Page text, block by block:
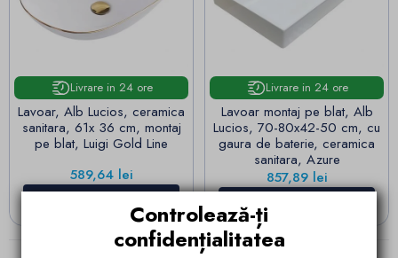
Livrare in 24 ore
Lavoar, Alb Lucios, ceramica
sanitara, 61x 36 cm, montaj
pe blat, Luigi Gold Line
Pret
589,64 lei
Livrare in 24 ore
Lavoar montaj pe blat, Alb
Lucios, 70-80x42-50 cm, cu
gaura de baterie, ceramica
sanitara, Azure
Pret
857,89 lei
Controlează-ți
confidențialitatea